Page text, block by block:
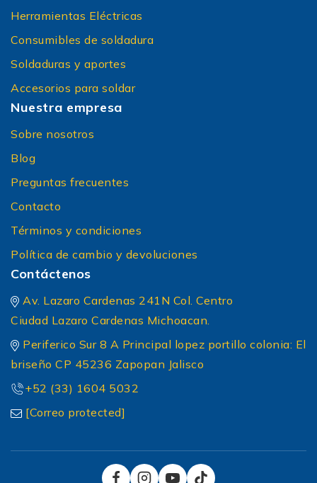
Herramientas Eléctricas
Consumibles de soldadura
Soldaduras y aportes
Accesorios para soldar
Nuestra empresa
Sobre nosotros
Blog
Preguntas frecuentes
Contacto
Términos y condiciones
Política de cambio y devoluciones
Contáctenos
Av. Lazaro Cardenas 241N Col. Centro
Ciudad Lazaro Cardenas Michoacan.
Periferico Sur 8 A Principal lopez portillo colonia: El
briseño CP 45236 Zapopan Jalisco
+52 (33) 1604 5032
[Correo protected]